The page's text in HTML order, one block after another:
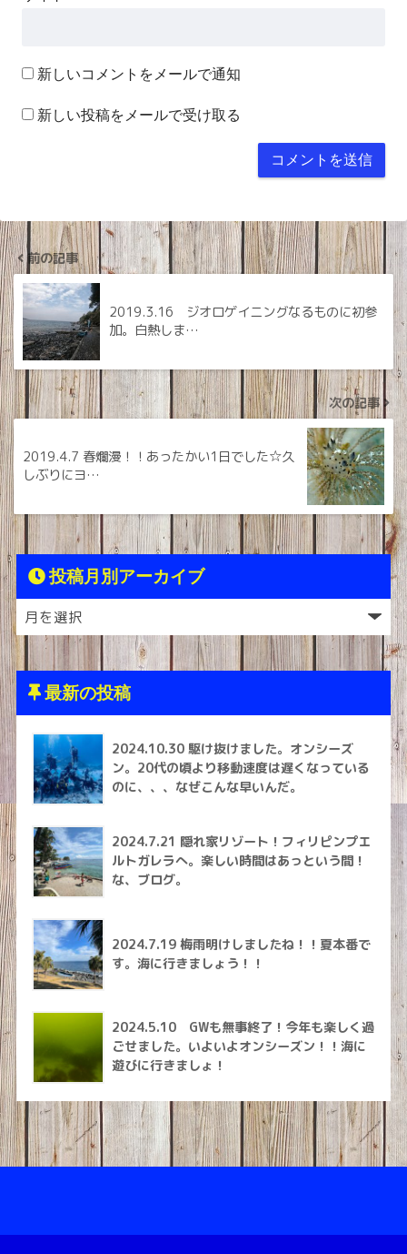
新しいコメントをメールで通知
新しい投稿をメールで受け取る
前の記事
2019.3.16 ジオロゲイニングなるものに初参
加。白熱しま…
次の記事
2019.4.7 春爛漫！！あったかい1日でした☆久
しぶりにヨ…
投稿月別アーカイブ
最新の投稿
2024.10.30 駆け抜けました。オンシーズ
ン。20代の頃より移動速度は遅くなっている
のに、、、なぜこんな早いんだ。
2024.7.21 隠れ家リゾート！フィリピンプエ
ルトガレラへ。楽しい時間はあっという間！
な、ブログ。
2024.7.19 梅雨明けしましたね！！夏本番で
す。海に行きましょう！！
2024.5.10 GWも無事終了！今年も楽しく過
ごせました。いよいよオンシーズン！！海に
遊びに行きましょ！